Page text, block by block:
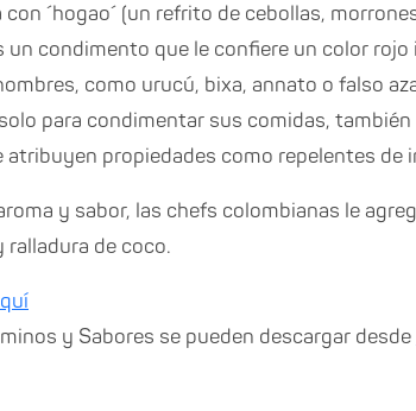
´hogao´ (un refrito de cebollas,
un condimento que le confiere un color
como urucú, bixa, annato o falso
para condimentar sus comidas,
atribuyen propiedades como repelentes de
y sabor, las chefs colombianas le
de coco.
y Sabores se pueden descargar desde